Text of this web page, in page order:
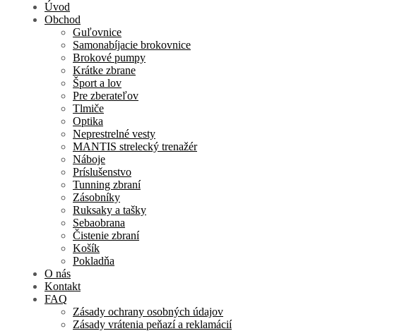
Úvod
Obchod
Guľovnice
Samonabíjacie brokovnice
Brokové pumpy
Krátke zbrane
Šport a lov
Pre zberateľov
Tlmiče
Optika
Neprestrelné vesty
MANTIS strelecký trenažér
Náboje
Príslušenstvo
Tunning zbraní
Zásobníky
Ruksaky a tašky
Sebaobrana
Čistenie zbraní
Košík
Pokladňa
O nás
Kontakt
FAQ
Zásady ochrany osobných údajov
Zásady vrátenia peňazí a reklamácií